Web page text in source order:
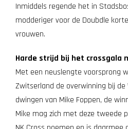
Inmiddels regende het in
modderiger voor de Doubdle
vrouwen.
Harde strijd bij het crossgala
Met een neuslengte voorsprong
Zwitserland de overwinning bij
dwingen van Mike Foppen, de
Mike mag zich met deze tweede